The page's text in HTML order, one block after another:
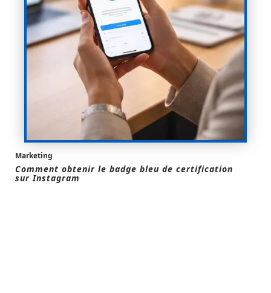
Marketing
Comment obtenir le badge bleu de certification
sur Instagram